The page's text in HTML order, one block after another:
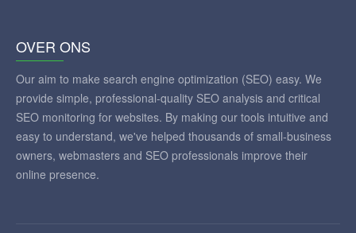
OVER ONS
Our aim to make search engine optimization (SEO) easy. We
provide simple, professional-quality SEO analysis and critical
SEO monitoring for websites. By making our tools intuitive and
easy to understand, we've helped thousands of small-business
owners, webmasters and SEO professionals improve their
online presence.